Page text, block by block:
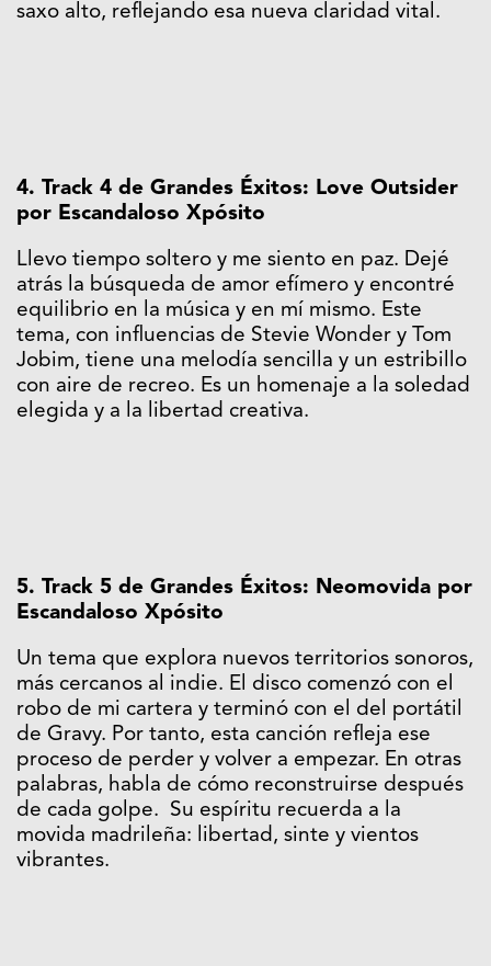
saxo alto, reflejando esa nueva claridad vital.
4. Track 4 de Grandes Éxitos: Love Outsider
por Escandaloso Xpósito
Llevo tiempo soltero y me siento en paz. Dejé
atrás la búsqueda de amor efímero y encontré
equilibrio en la música y en mí mismo. Este
tema, con influencias de Stevie Wonder y Tom
Jobim, tiene una melodía sencilla y un estribillo
con aire de recreo. Es un homenaje a la soledad
elegida y a la libertad creativa.
5. Track 5 de Grandes Éxitos: Neomovida por
Escandaloso Xpósito
Un tema que explora nuevos territorios sonoros,
más cercanos al indie. El disco comenzó con el
robo de mi cartera y terminó con el del portátil
de Gravy. Por tanto, esta canción refleja ese
proceso de perder y volver a empezar. En otras
palabras, habla de cómo reconstruirse después
de cada golpe. Su espíritu recuerda a la
movida madrileña: libertad, sinte y vientos
vibrantes.